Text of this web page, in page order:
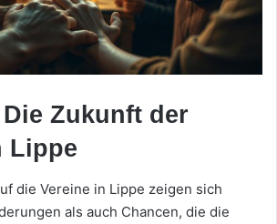
Zukunft der
Lippe
die Vereine in Lippe zeigen sich
als auch Chancen, die die